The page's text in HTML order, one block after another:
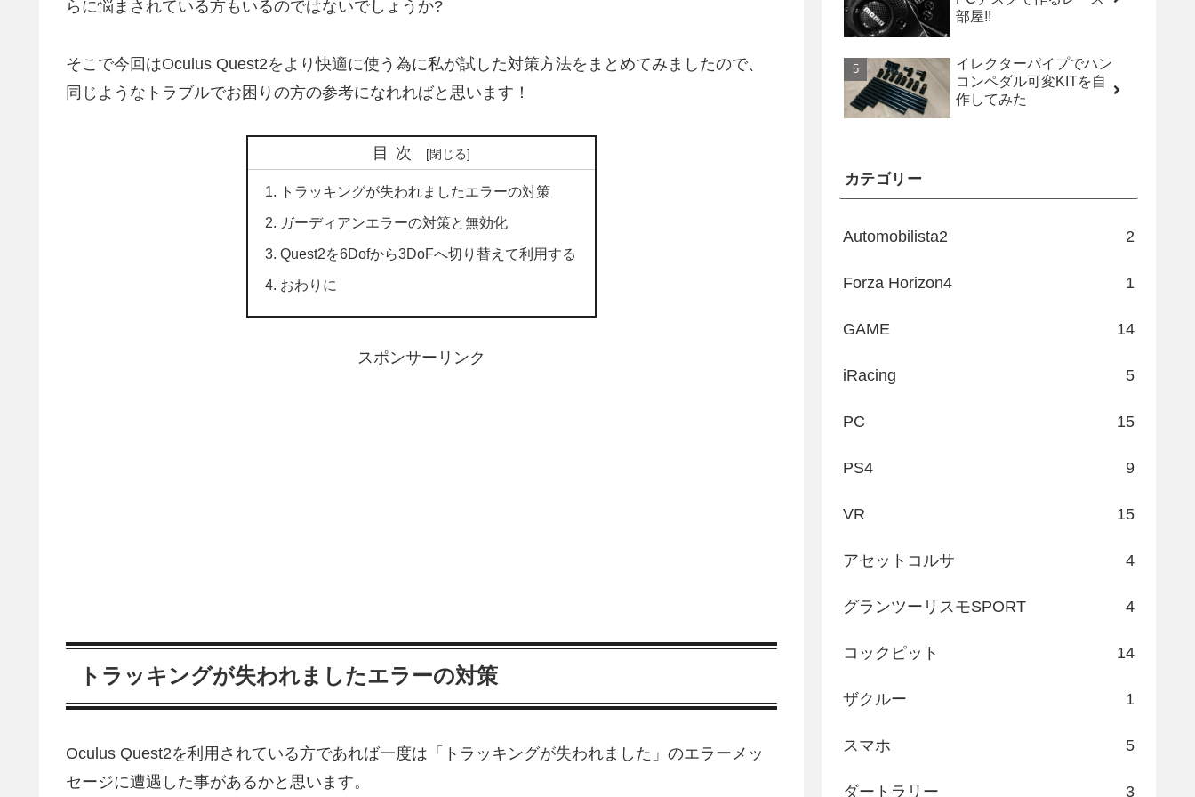
らに悩まされている方もいるのではないでしょうか?
そこで今回はOculus Quest2をより快適に使う為に私が試した対策方法をまとめてみましたので、
同じようなトラブルでお困りの方の参考になれればと思います！
目次
トラッキングが失われましたエラーの対策
ガーディアンエラーの対策と無効化
Quest2を6Dofから3DoFへ切り替えて利用する
おわりに
スポンサーリンク
トラッキングが失われましたエラーの対策
Oculus Quest2を利用されている方であれば一度は「トラッキングが失われました」のエラーメッ
セージに遭遇した事があるかと思います。
部屋!!
イレクターパイプでハン
コンペダル可変KITを自
作してみた
カテゴリー
Automobilista2 2
Forza Horizon4 1
GAME 14
iRacing 5
PC 15
PS4 9
VR 15
アセットコルサ 4
グランツーリスモSPORT 4
コックピット 14
ザクルー 1
スマホ 5
ダートラリー 3